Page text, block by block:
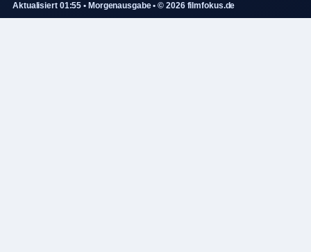
Aktualisiert 01:55 • Morgenausgabe • © 2026 filmfokus.de